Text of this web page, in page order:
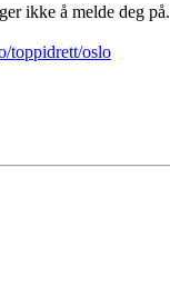
ikke å melde deg på.
toppidrett/oslo